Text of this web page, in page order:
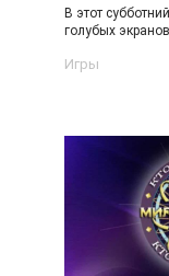
В этот
голубых
Игры